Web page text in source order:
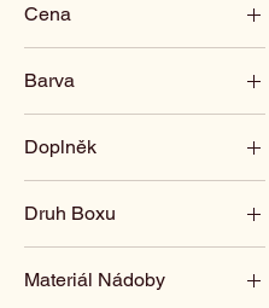
Cena
600 Kč 2 500 Kč
Barva
Bílá
Krémová
Doplněk
Bílý
Zelený
Druh Boxu
Kulatý
Obdélníkový
Materiál Nádoby